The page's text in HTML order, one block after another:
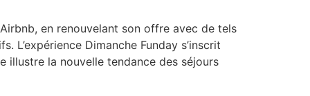
en renouvelant son offre avec de tels
L’expérience Dimanche Funday s’inscrit
illustre la nouvelle tendance des séjours